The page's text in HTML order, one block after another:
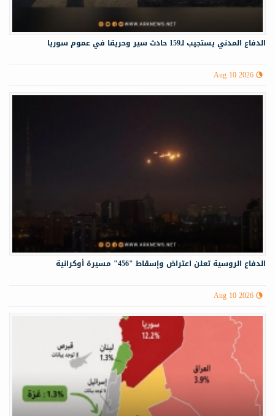
الدفاع المدني يستجيب لـ159 حادث سير وحريقا في عموم سوريا
Aug 10 2026
الدفاع الروسية تعلن اعتراض وإسقاط "456" مسيرة أوكرانية
Aug 10 2026